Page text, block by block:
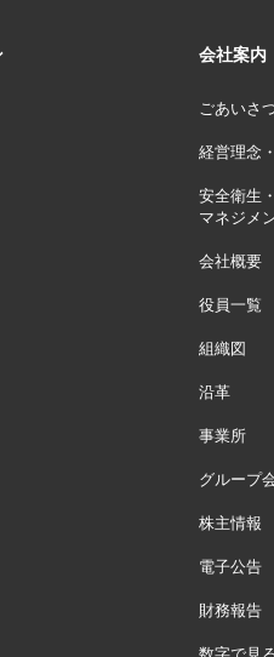
会社案内
ごあいさ
経営理念
安全衛生
マネジメ
会社概要
役員一覧
組織図
沿革
事業所
グループ
株主情報
電子公告
財務報告